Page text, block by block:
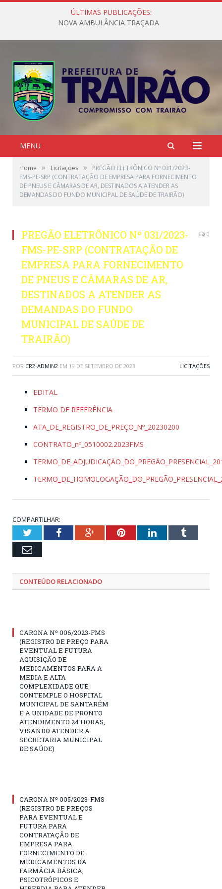
ÚLTIMAS PUBLICAÇÕES:
NOVA AMBULÂNCIA TRAÇADA
MENU
Home » Licitações »
PREGÃO ELETRÔNICO Nº 031/2023-
FMS-PE-SRP (CONTRATAÇÃO DE EMPRESA PARA FORNECIMENTO
DE PNEUS E CÂMARAS DE AR, DESTINADOS A ATENDER AS
DEMANDAS DO FUNDO MUNICIPAL DE SAÚDE DE TRAIRÃO)
PREGÃO ELETRÔNICO Nº 031/2023-
FMS-PE-SRP (CONTRATAÇÃO DE
EMPRESA PARA FORNECIMENTO
DE PNEUS E CÂMARAS DE AR,
DESTINADOS A ATENDER AS
DEMANDAS DO FUNDO
MUNICIPAL DE SAÚDE DE
TRAIRÃO)
0
POR CR2-ADMIN2 EM 19 DE SETEMBRO DE 2023 LICITAÇÕES
EDITAL
TERMO DE REFERÊNCIA
ATA_DE_REGISTRO_DE_PREÇO_Nº_20230200
CONTRATO_nº_0510002.2023FMS
COMPARTILHAR:
TwitterFacebookGoogle+PinterestLinkedInTumblr
Email
CONTEÚDO RELACIONADO
CARONA Nº 006/2023-FMS
(REGISTRO DE PREÇO PARA
EVENTUAL E FUTURA
AQUISIÇÃO DE
MEDICAMENTOS PARA A
MEDIA E ALTA
COMPLEXIDADE QUE
CONTEMPLE O HOSPITAL
MUNICIPAL DE SANTARÉM
E A UNIDADE DE PRONTO
ATENDIMENTO 24 HORAS,
VISANDO ATENDER A
SECRETARIA MUNICIPAL
DE SAÚDE)
CARONA Nº 005/2023-FMS
(REGISTRO DE PREÇOS
PARA EVENTUAL E
FUTURA PARA
CONTRATAÇÃO DE
EMPRESA PARA
FORNECIMENTO DE
MEDICAMENTOS DA
FARMÁCIA BÁSICA,
PSICOTRÓPICOS E